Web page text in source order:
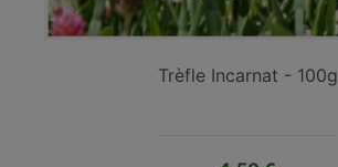
Trèfle Incarnat - 100g